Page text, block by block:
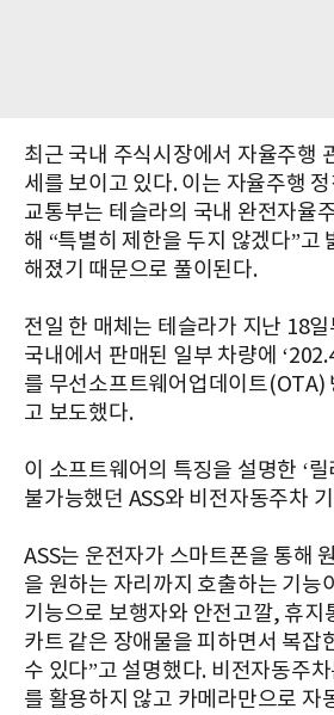
최근 국내 주식시장에서 자율주행
세를 보이고 있다. 이는 자율주행
교통부는 테슬라의 국내 완전자율
해 “특별히 제한을 두지 않겠다”고
해졌기 때문으로 풀이된다.
전일 한 매체는 테슬라가 지난 18
국내에서 판매된 일부 차량에
를 무선소프트웨어업데이트(OTA)
고 보도했다.
이 소프트웨어의 특징을 설명한 ‘
불가능했던 ASS와 비전자동주차
ASS는 운전자가 스마트폰을 통해
을 원하는 자리까지 호출하는 기능
기능으로 보행자와 안전고깔, 휴지
카트 같은 장애물을 피하면서 복잡
수 있다”고 설명했다. 비전자동주
를 활용하지 않고 카메라만으로 자